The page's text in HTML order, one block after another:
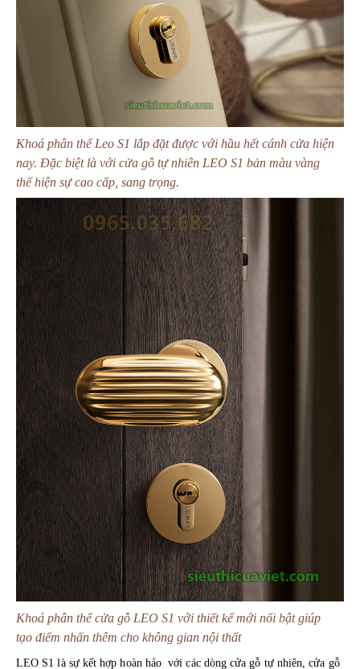
Khoá phân thể Leo S1 lắp đặt được với hầu hết cánh cửa hiện
nay. Đặc biệt là với cửa gỗ tự nhiên LEO S1 bản màu vàng
thế hiện sự cao cấp, sang trọng.
Khoá phân thể cửa gỗ LEO S1 với thiết kế mới nổi bật giúp
tạo điểm nhấn thêm cho không gian nội thất
LEO S1 là sự kết hợp hoàn hảo với các dòng cửa gỗ tự nhiên, cửa gỗ